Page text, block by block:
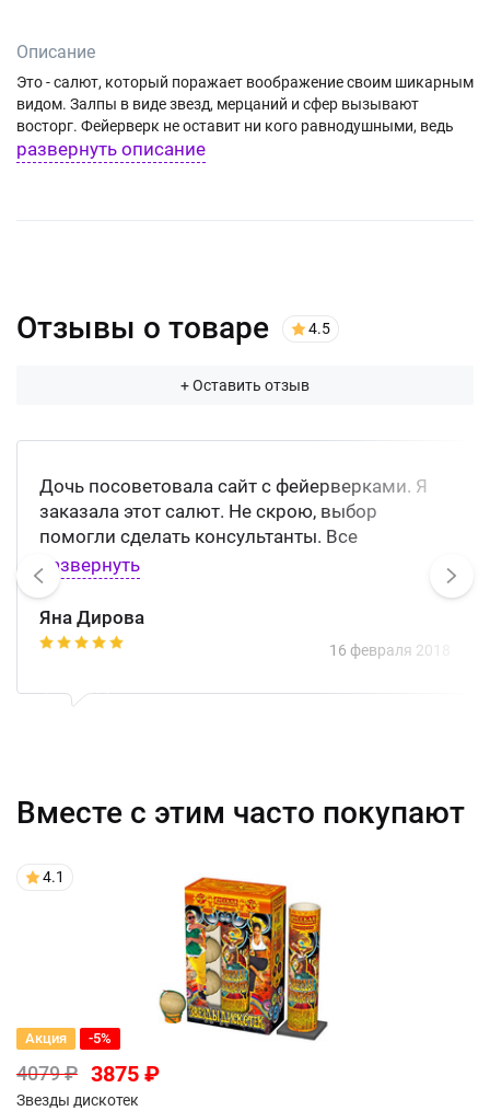
Описание
Это - салют, который поражает воображение своим шикарным
видом. Залпы в виде звезд, мерцаний и сфер вызывают
восторг. Фейерверк не оставит ни кого равнодушными, ведь
он подарит им массу положительных эмоций!
развернуть описание
Отзывы о товаре 4.5
+ Оставить отзыв
Дочь посоветовала сайт с фейерверками. Я
заказала этот салют. Не скрою, выбор
помогли сделать консультанты. Все
прекрасно, я в восторге и в приятном шоке!
развернуть
Яна Дирова
1 2 3 4 5
16 февраля 2018
Вместе с этим часто покупают
4.1
Акция -5%
4079 ₽ 3875 ₽
Звезды дискотек